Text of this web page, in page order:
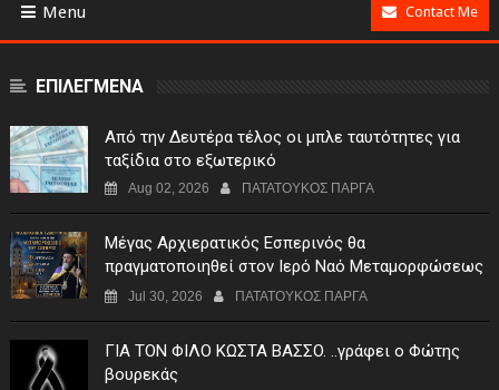
Menu Contact Me
ΕΠΙΛΕΓΜΕΝΑ
Από την Δευτέρα τέλος οι μπλε ταυτότητες για
ταξίδια στο εξωτερικό
Aug 02, 2026 ΠΑΤΑΤΟΥΚΟΣ ΠΑΡΓΑ
Μέγας Αρχιερατικός Εσπερινός θα
πραγματοποιηθεί στον Ιερό Ναό Μεταμορφώσεως
του Σωτήρος Σταυροχωρίου στης 5 Αυγούστου
Jul 30, 2026 ΠΑΤΑΤΟΥΚΟΣ ΠΑΡΓΑ
ΓIA TON ΦIΛO KΩΣTA BAΣΣO. ..γράφει ο Φώτης
βουρεκάς